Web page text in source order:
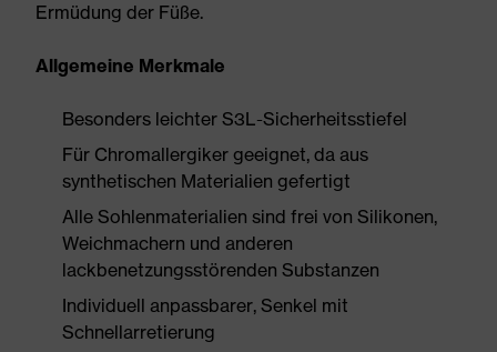
Ermüdung der Füße.
Allgemeine Merkmale
Besonders leichter S3L-Sicherheitsstiefel
Für Chromallergiker geeignet, da aus
synthetischen Materialien gefertigt
Alle Sohlenmaterialien sind frei von Silikonen,
Weichmachern und anderen
lackbenetzungsstörenden Substanzen
Individuell anpassbarer, Senkel mit
Schnellarretierung